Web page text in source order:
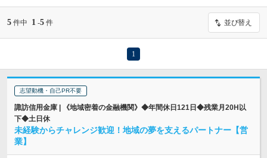
5 件中 1 -5 件 並び替え
1
志望動機・自己PR不要
諏訪信用金庫 | 《地域密着の金融機関》◆年間休日121日◆残業月20H以
下◆土日休
未経験からチャレンジ歓迎！地域の夢を支えるパートナー【営
業】